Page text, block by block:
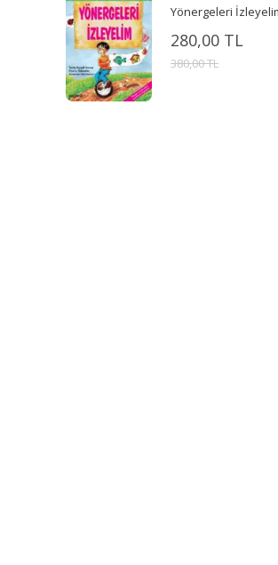
Yönergeleri
280,00 TL
380,00 TL